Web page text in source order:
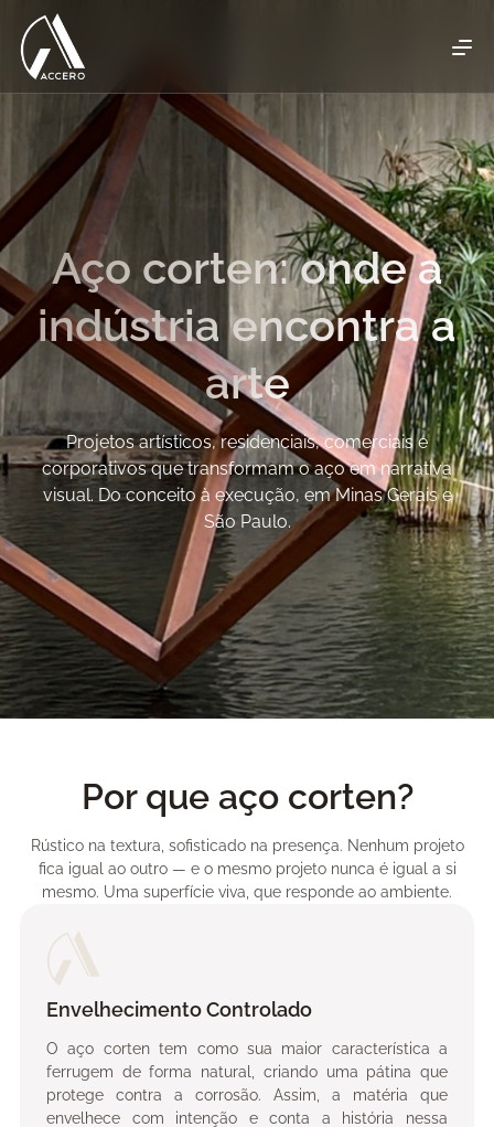
Aço corten: onde a
indústria encontra a
arte
Projetos artísticos, residenciais, comerciais e
corporativos que transformam o aço em narrativa
visual. Do conceito à execução, em Minas Gerais e
São Paulo.
Por que aço corten?
Rústico na textura, sofisticado na presença. Nenhum projeto
fica igual ao outro — e o mesmo projeto nunca é igual a si
mesmo. Uma superfície viva, que responde ao ambiente.
Envelhecimento Controlado
O aço corten tem como sua maior característica a
ferrugem de forma natural, criando uma pátina que
protege contra a corrosão. Assim, a matéria que
envelhece com intenção e conta a história nessa